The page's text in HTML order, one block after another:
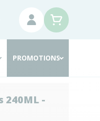
PROMOTIONS
240ML -